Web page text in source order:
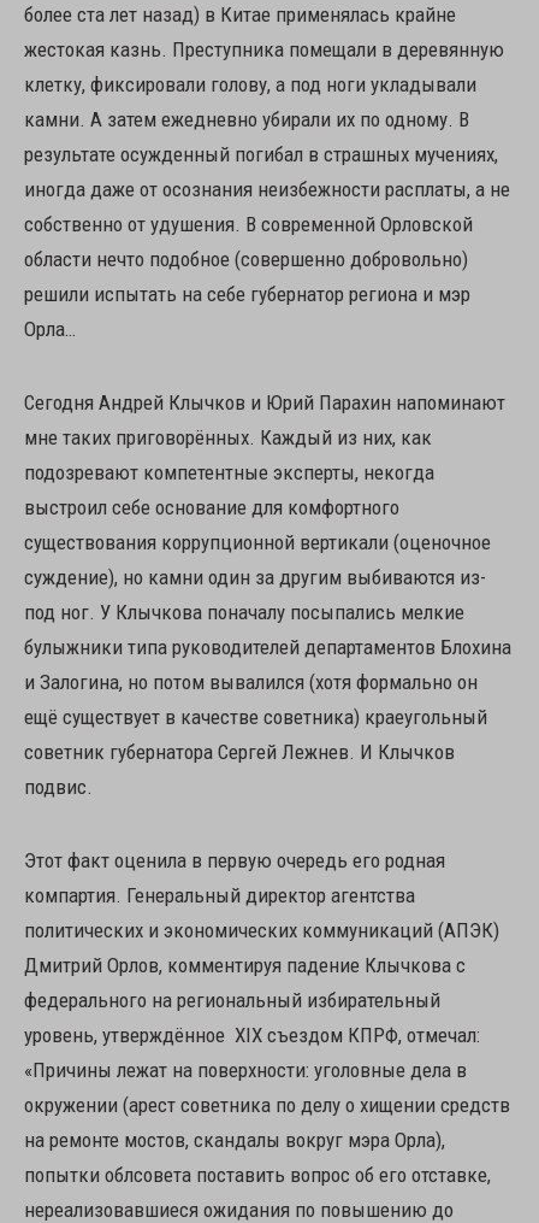
более ста лет назад) в Китае применялась крайне
жестокая казнь. Преступника помещали в деревянную
клетку, фиксировали голову, а под ноги укладывали
камни. А затем ежедневно убирали их по одному. В
результате осужденный погибал в страшных мучениях,
иногда даже от осознания неизбежности расплаты, а не
собственно от удушения. В современной Орловской
области нечто подобное (совершенно добровольно)
решили испытать на себе губернатор региона и мэр
Орла…
Сегодня Андрей Клычков и Юрий Парахин напоминают
мне таких приговорённых. Каждый из них, как
подозревают компетентные эксперты, некогда
выстроил себе основание для комфортного
существования коррупционной вертикали (оценочное
суждение), но камни один за другим выбиваются из-
под ног. У Клычкова поначалу посыпались мелкие
булыжники типа руководителей департаментов Блохина
и Залогина, но потом вывалился (хотя формально он
ещё существует в качестве советника) краеугольный
советник губернатора Сергей Лежнев. И Клычков
подвис.
Этот факт оценила в первую очередь его родная
компартия. Генеральный директор агентства
политических и экономических коммуникаций (АПЭК)
Дмитрий Орлов, комментируя падение Клычкова с
федерального на региональный избирательный
уровень, утверждённое XIX съездом КПРФ, отмечал:
«Причины лежат на поверхности: уголовные дела в
окружении (арест советника по делу о хищении средств
на ремонте мостов, скандалы вокруг мэра Орла),
попытки облсовета поставить вопрос об его отставке,
нереализовавшиеся ожидания по повышению до